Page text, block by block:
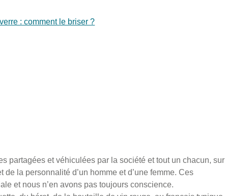
: comment le briser ?
partagées et véhiculées par la société et tout un chacun, sur
de la personnalité d’un homme et d’une femme. Ces
et nous n’en avons pas toujours conscience.